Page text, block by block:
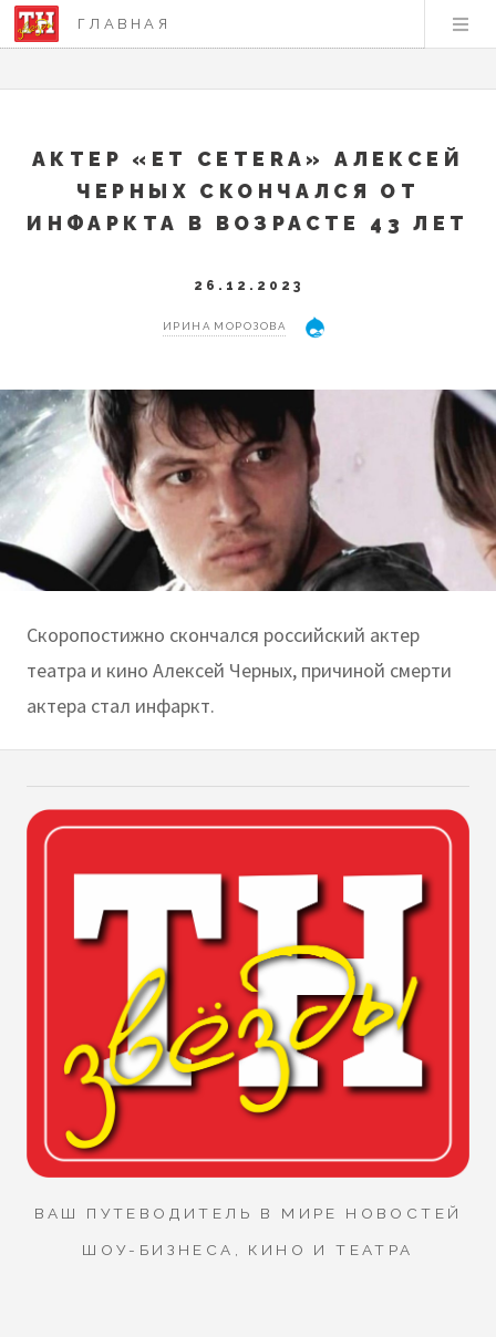
ГЛАВНАЯ
АКТЕР «ET CETERA» АЛЕКСЕЙ
ЧЕРНЫХ СКОНЧАЛСЯ ОТ
ИНФАРКТА В ВОЗРАСТЕ 43 ЛЕТ
26.12.2023
ИРИНА МОРОЗОВА
Скоропостижно скончался российский актер
театра и кино Алексей Черных, причиной смерти
актера стал инфаркт.
ВАШ ПУТЕВОДИТЕЛЬ В МИРЕ НОВОСТЕЙ
ШОУ-БИЗНЕСА, КИНО И ТЕАТРА